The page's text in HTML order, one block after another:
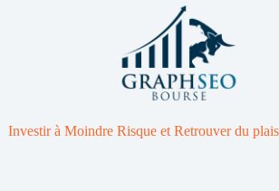
Investir à Moindre Risque et Retrouver du